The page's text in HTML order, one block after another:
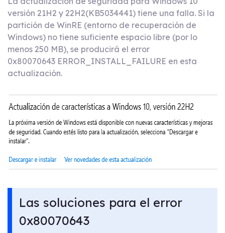
versión 21H2 y 22H2(KB5034441) tiene una falla. Si la
partición de WinRE (entorno de recuperación de
Windows) no tiene suficiente espacio libre (por lo
menos 250 MB), se producirá el error
0x80070643 ERROR_INSTALL_FAILURE en esta
actualización.
Las soluciones para el error
0x80070643